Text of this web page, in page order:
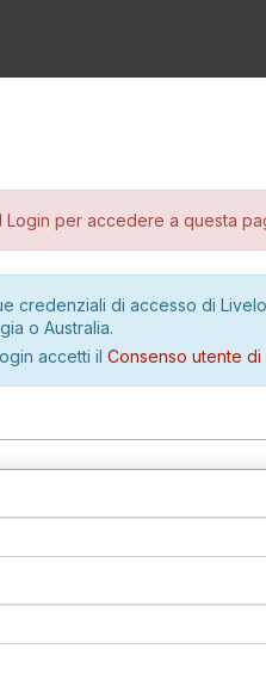
Login per accedere a questa
credenziali di accesso di
o Australia.
accetti il Consenso utente di